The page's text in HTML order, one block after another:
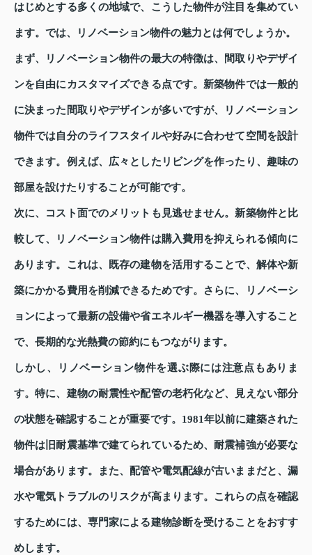
はじめとする多くの地域で、こうした物件が注目を集めてい
ます。では、リノベーション物件の魅力とは何でしょうか。
まず、リノベーション物件の最大の特徴は、間取りやデザイ
ンを自由にカスタマイズできる点です。新築物件では一般的
に決まった間取りやデザインが多いですが、リノベーション
物件では自分のライフスタイルや好みに合わせて空間を設計
できます。例えば、広々としたリビングを作ったり、趣味の
部屋を設けたりすることが可能です。
次に、コスト面でのメリットも見逃せません。新築物件と比
較して、リノベーション物件は購入費用を抑えられる傾向に
あります。これは、既存の建物を活用することで、解体や新
築にかかる費用を削減できるためです。さらに、リノベーシ
ョンによって最新の設備や省エネルギー機器を導入すること
で、長期的な光熱費の節約にもつながります。
しかし、リノベーション物件を選ぶ際には注意点もありま
す。特に、建物の耐震性や配管の老朽化など、見えない部分
の状態を確認することが重要です。1981年以前に建築された
物件は旧耐震基準で建てられているため、耐震補強が必要な
場合があります。また、配管や電気配線が古いままだと、漏
水や電気トラブルのリスクが高まります。これらの点を確認
するためには、専門家による建物診断を受けることをおすす
めします。